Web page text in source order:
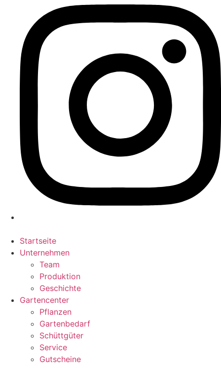
Startseite
Unternehmen
Team
Produktion
Geschichte
Gartencenter
Pflanzen
Gartenbedarf
Schüttgüter
Service
Gutscheine